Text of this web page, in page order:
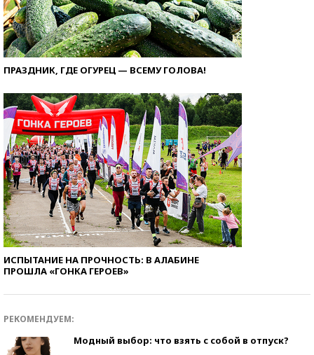
ПРАЗДНИК, ГДЕ ОГУРЕЦ — ВСЕМУ ГОЛОВА!
ИСПЫТАНИЕ НА ПРОЧНОСТЬ: В АЛАБИНЕ
ПРОШЛА «ГОНКА ГЕРОЕВ»
РЕКОМЕНДУЕМ:
Модный выбор: что взять с собой в отпуск?